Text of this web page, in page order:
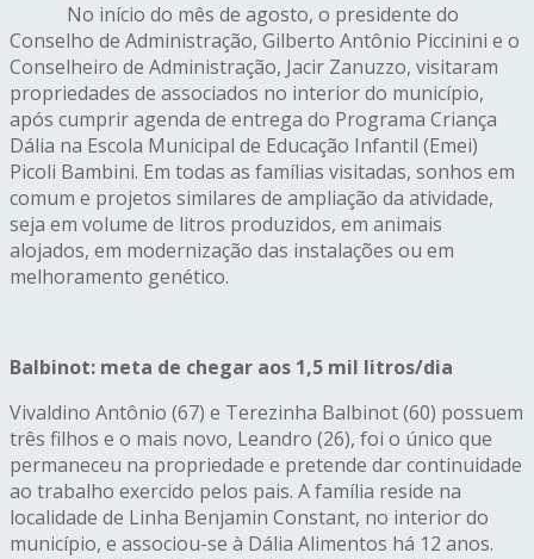
No início do mês de agosto, o presidente do
Conselho de Administração, Gilberto Antônio Piccinini e o
Conselheiro de Administração, Jacir Zanuzzo, visitaram
propriedades de associados no interior do município,
após cumprir agenda de entrega do Programa Criança
Dália na Escola Municipal de Educação Infantil (Emei)
Picoli Bambini. Em todas as famílias visitadas, sonhos em
comum e projetos similares de ampliação da atividade,
seja em volume de litros produzidos, em animais
alojados, em modernização das instalações ou em
melhoramento genético.
Balbinot: meta de chegar aos 1,5 mil litros/dia
Vivaldino Antônio (67) e Terezinha Balbinot (60) possuem
três filhos e o mais novo, Leandro (26), foi o único que
permaneceu na propriedade e pretende dar continuidade
ao trabalho exercido pelos pais. A família reside na
localidade de Linha Benjamin Constant, no interior do
município, e associou-se à Dália Alimentos há 12 anos.